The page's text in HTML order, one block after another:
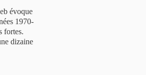
évoque
1970-
fortes.
dizaine